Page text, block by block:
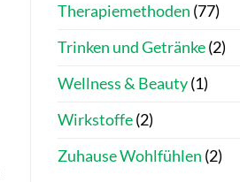
Therapiemethoden (77)
Trinken und Getränke(2)
Wellness & Beauty(1)
Wirkstoffe(2)
Zuhause Wohlfühlen (2)